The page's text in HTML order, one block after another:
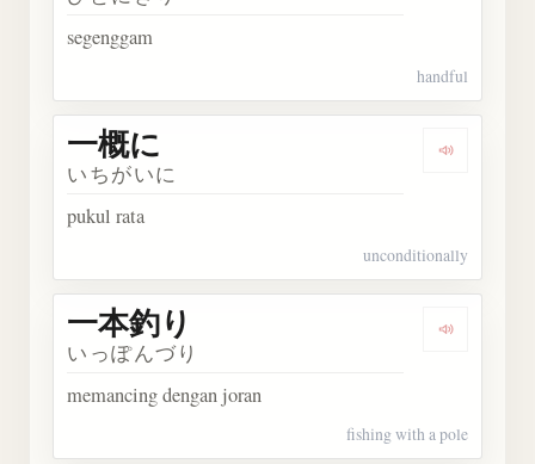
segenggam
handful
一概に
いちがいに
pukul rata
unconditionally
一本釣り
いっぽんづり
memancing dengan joran
fishing with a pole